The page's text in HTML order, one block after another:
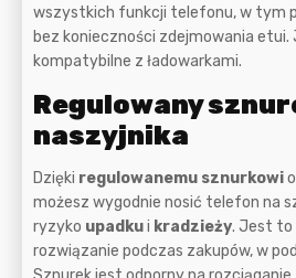
wszystkich funkcji telefonu, w tym
bez konieczności zdejmowania etui.
kompatybilne z ładowarkami.
Regulowany
naszyjnika
Dzięki regulowanemu sznurkowi
możesz wygodnie nosić telefon na
ryzyko upadkui kradzieży. Jest to
rozwiązanie podczas zakupów, w